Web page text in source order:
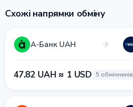
Схожі напрямки обміну
А-Банк UAH
47.82 UAH ≈ 1 USD 5 обмінників